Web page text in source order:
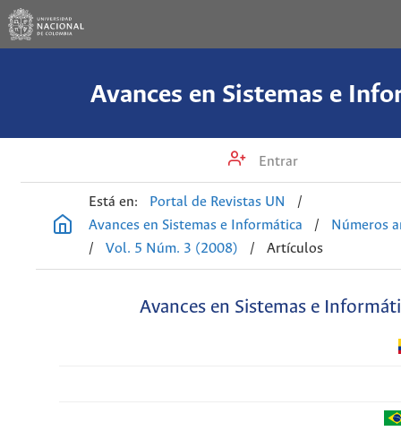
Avances en Sistemas e
Entrar
Está en: Portal de Revistas UN
/
Avances en Sistemas e Informática
/
Números
/
Vol. 5 Núm. 3 (2008) / Artículos
Avances en Sistemas e